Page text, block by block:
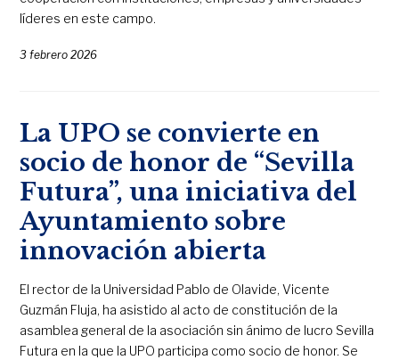
líderes en este campo.
3 febrero 2026
La UPO se convierte en
socio de honor de “Sevilla
Futura”, una iniciativa del
Ayuntamiento sobre
innovación abierta
El rector de la Universidad Pablo de Olavide, Vicente
Guzmán Fluja, ha asistido al acto de constitución de la
asamblea general de la asociación sin ánimo de lucro Sevilla
Futura en la que la UPO participa como socio de honor. Se